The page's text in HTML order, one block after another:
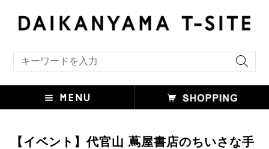
【イベント】代官山 蔦屋書店のちいさな手